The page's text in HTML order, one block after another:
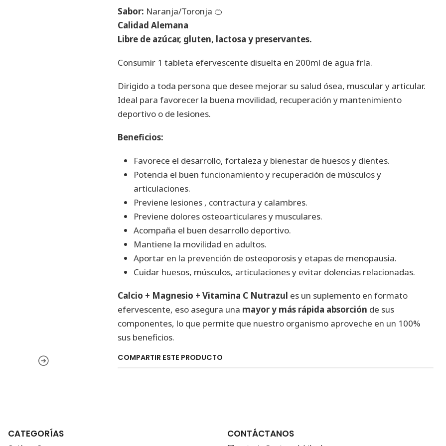
Sabor: Naranja/Toronja 🍊
Calidad Alemana
Libre de azúcar, gluten, lactosa y preservantes.
Consumir 1 tableta efervescente disuelta en 200ml de agua fría.
Dirigido a toda persona que desee mejorar su salud ósea, muscular y articular.
Ideal para favorecer la buena movilidad, recuperación y mantenimiento
deportivo o de lesiones.
Beneficios:
Favorece el desarrollo, fortaleza y bienestar de huesos y dientes.
Potencia el buen funcionamiento y recuperación de músculos y
articulaciones.
Previene lesiones , contractura y calambres.
Previene dolores osteoarticulares y musculares.
Acompaña el buen desarrollo deportivo.
Mantiene la movilidad en adultos.
Aportar en la prevención de osteoporosis y etapas de menopausia.
Cuidar huesos, músculos, articulaciones y evitar dolencias relacionadas.
Calcio + Magnesio + Vitamina C Nutrazul es un suplemento en formato
efervescente, eso asegura una mayor y más rápida absorción de sus
componentes, lo que permite que nuestro organismo aproveche en un 100%
sus beneficios.
COMPARTIR ESTE PRODUCTO
CATEGORÍAS CONTÁCTANOS